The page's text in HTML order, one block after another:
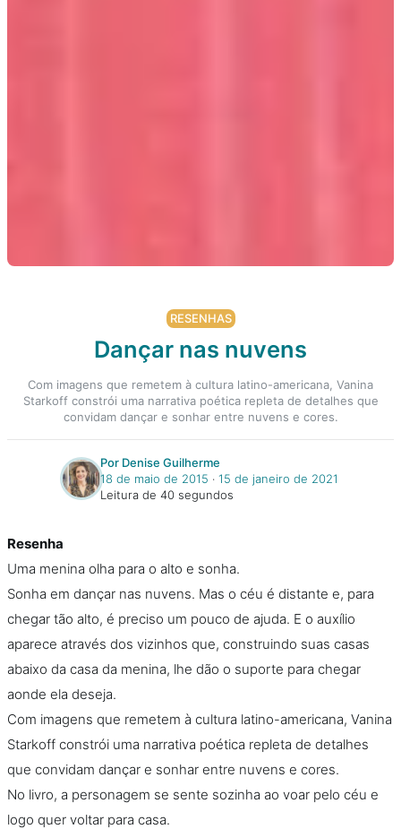
RESENHAS
Dançar nas nuvens
Com imagens que remetem à cultura latino-americana, Vanina
Starkoff constrói uma narrativa poética repleta de detalhes que
convidam dançar e sonhar entre nuvens e cores.
Por Denise Guilherme
18 de maio de 2015 ‧ 15 de janeiro de 2021
Leitura de 40 segundos
Resenha
Uma menina olha para o alto e sonha.
Sonha em dançar nas nuvens. Mas o céu é distante e, para
chegar tão alto, é preciso um pouco de ajuda. E o auxílio
aparece através dos vizinhos que, construindo suas casas
abaixo da casa da menina, lhe dão o suporte para chegar
aonde ela deseja.
Com imagens que remetem à cultura latino-americana, Vanina
Starkoff constrói uma narrativa poética repleta de detalhes
que convidam dançar e sonhar entre nuvens e cores.
No livro, a personagem se sente sozinha ao voar pelo céu e
logo quer voltar para casa.